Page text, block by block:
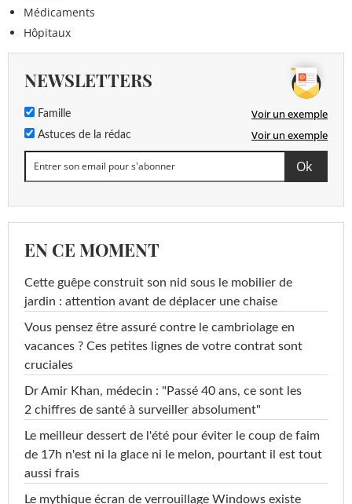
Médicaments
Hôpitaux
NEWSLETTERS
Famille Voir un exemple
Astuces de la rédac Voir un exemple
EN CE MOMENT
Cette guêpe construit son nid sous le mobilier de
jardin : attention avant de déplacer une chaise
Vous pensez être assuré contre le cambriolage en
vacances ? Ces petites lignes de votre contrat sont
cruciales
Dr Amir Khan, médecin : "Passé 40 ans, ce sont les
2 chiffres de santé à surveiller absolument"
Le meilleur dessert de l'été pour éviter le coup de faim
de 17h n'est ni la glace ni le melon, pourtant il est tout
aussi frais
Le mythique écran de verrouillage Windows existe